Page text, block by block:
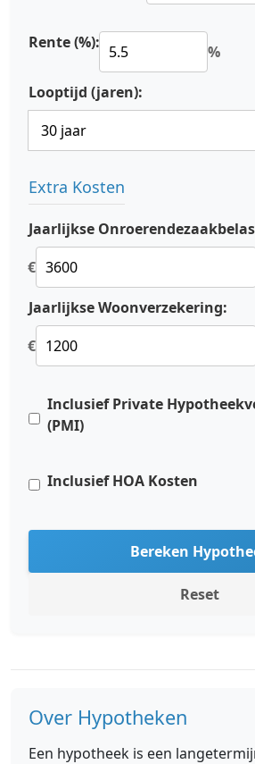
Rente (%): %
Looptijd (jaren):
Extra Kosten
Jaarlijkse
€
Jaarlijkse Woonverzekering:
€
Inclusief Private
(PMI)
Inclusief HOA Kosten
Bereken
Reset
Over Hypotheken
Een hypotheek is een